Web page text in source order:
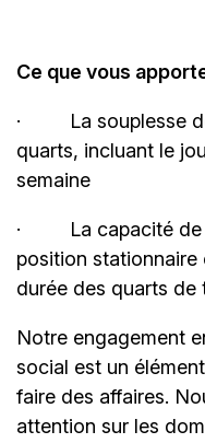
Ce que vous
·
La souplesse
quarts, incluant le
semaine
·
La capacité
position
durée des quarts de
Notre engagement
social est un
faire des affaires.
attention sur les